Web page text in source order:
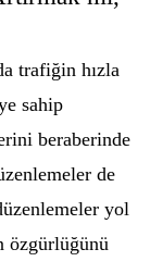
trafiğin hızla
sahip
beraberinde
de
yol
özgürlüğünü